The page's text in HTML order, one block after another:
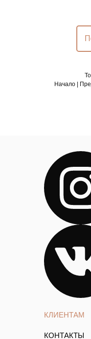
Начало |
КЛИЕНТАМ
КОНТАКТЫ